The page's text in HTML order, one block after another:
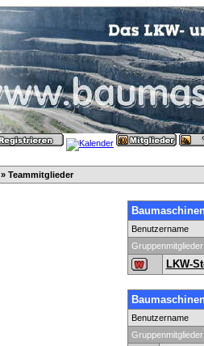
» Teammitglieder
Benutzername
Gruppenmitglieder
LKW-
Benutzername
Gruppenmitglieder